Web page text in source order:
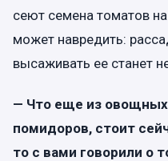
сеют семена томатов
может навредить:
высаживать ее станет
— Что еще из
помидоров, стоит
то с вами говорили о